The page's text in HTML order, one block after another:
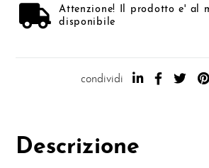
Attenzione! Il prodotto e' al
disponibile
condividi
Descrizione